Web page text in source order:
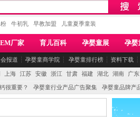
牛初乳 早教加盟 儿童夏季童装
厂家 育儿百科 孕婴童展 孕婴
报道 ┆ 孕婴童商学院 ┆ 孕婴童排行榜 ┆ 资料下载 ┆
上海 江苏 安徽 浙江 甘肃 福建 湖北 湖南 广东
很重要？ 孕婴童行业产品广告聚集 孕婴童品牌产